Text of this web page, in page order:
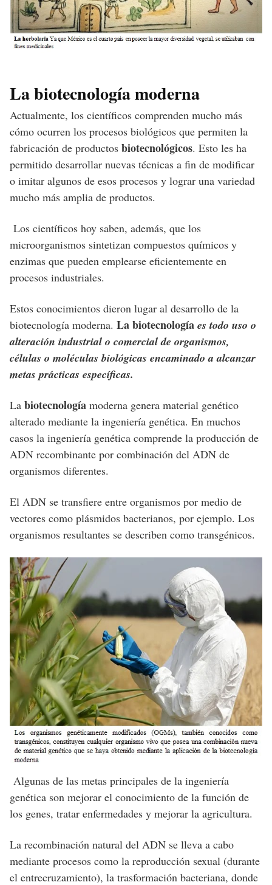
La biotecnología moderna
Actualmente, los científicos comprenden mucho más
cómo ocurren los procesos biológicos que permiten la
fabricación de productos biotecnológicos. Esto les ha
permitido desarrollar nuevas técnicas a fin de modificar
o imitar algunos de esos procesos y lograr una variedad
mucho más amplia de productos.
Los científicos hoy saben, además, que los
microorganismos sintetizan compuestos químicos y
enzimas que pueden emplearse eficientemente en
procesos industriales.
Estos conocimientos dieron lugar al desarrollo de la
biotecnología moderna. La biotecnología es todo uso o
alteración industrial o comercial de organismos,
células o moléculas biológicas encaminado a alcanzar
metas prácticas específicas.
La biotecnología moderna genera material genético
alterado mediante la ingeniería genética. En muchos
casos la ingeniería genética comprende la producción de
ADN recombinante por combinación del ADN de
organismos diferentes.
El ADN se transfiere entre organismos por medio de
vectores como plásmidos bacterianos, por ejemplo. Los
organismos resultantes se describen como transgénicos.
Algunas de las metas principales de la ingeniería
genética son mejorar el conocimiento de la función de
los genes, tratar enfermedades y mejorar la agricultura.
La recombinación natural del ADN se lleva a cabo
mediante procesos como la reproducción sexual (durante
el entrecruzamiento), la trasformación bacteriana, donde